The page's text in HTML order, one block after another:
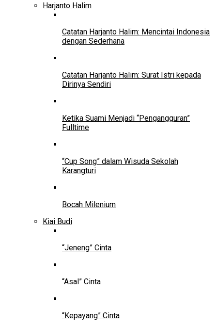
Harjanto Halim
Catatan Harjanto Halim: Mencintai Indonesia
dengan Sederhana
Catatan Harjanto Halim: Surat Istri kepada
Dirinya Sendiri
Ketika Suami Menjadi “Pengangguran”
Fulltime
“Cup Song” dalam Wisuda Sekolah
Karangturi
Bocah Milenium
Kiai Budi
“Jeneng” Cinta
“Asal” Cinta
“Kepayang” Cinta